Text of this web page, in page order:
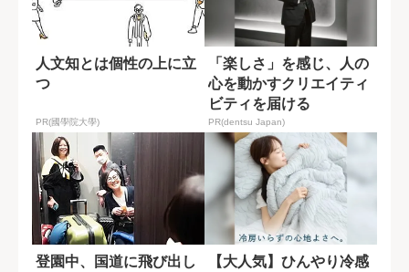
人文知とは個性の上に立
つ
PR(國學院大學)
「楽しさ」を感じ、人の
心を動かすクリエイティ
ビティを届ける
PR(dentsu Japan)
登園中、国道に飛び出し
【大人気】ひんやり冷感